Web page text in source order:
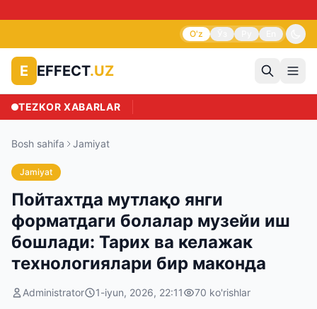
O'z
E EFFECT.UZ
TEZKOR XABARLAR
Bosh sahifa Jamiyat
Jamiyat
Пойтахтда мутлақо янги
форматдаги болалар музейи иш
бошлади: Тарих ва келажак
технологиялари бир маконда
Administrator 1-iyun, 2026, 22:11 70 ko'rishlar